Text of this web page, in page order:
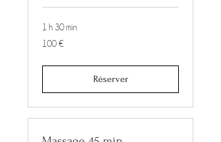
1 h 30 min
100
euros
100 €
Réserver